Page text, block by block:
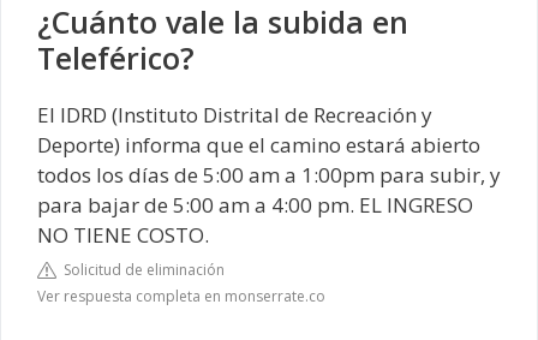
¿Cuánto vale la subida en
Teleférico?
El IDRD (Instituto Distrital de Recreación y
Deporte) informa que el camino estará abierto
todos los días de 5:00 am a 1:00pm para subir, y
para bajar de 5:00 am a 4:00 pm. EL INGRESO
NO TIENE COSTO.
Solicitud de eliminación
Ver respuesta completa en monserrate.co